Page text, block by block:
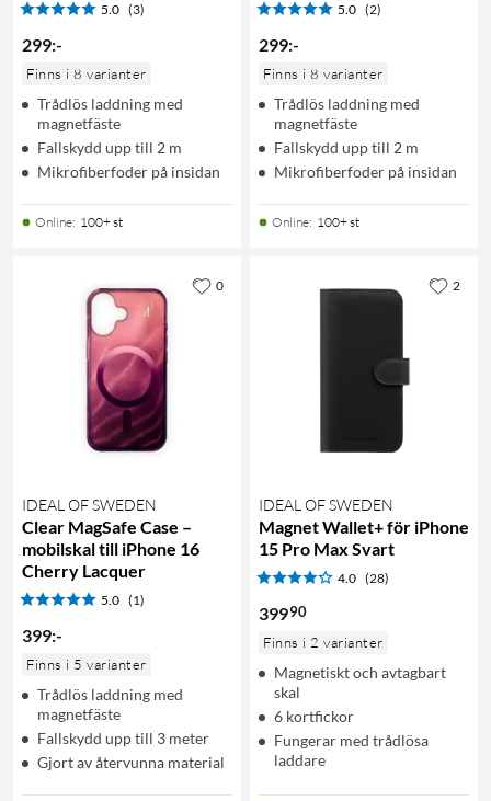
5.0 (3)
299:-
Finns i 8 varianter
Trådlös laddning med
magnetfäste
Fallskydd upp till 2 m
Mikrofiberfoder på insidan
Online: 100+ st
5.0 (2)
299:-
Finns i 8 varianter
Trådlös laddning med
magnetfäste
Fallskydd upp till 2 m
Mikrofiberfoder på insidan
Online: 100+ st
IDEAL OF SWEDEN
Clear MagSafe Case –
mobilskal till iPhone 16
Cherry Lacquer
5.0 (1)
399:-
Finns i 5 varianter
Trådlös laddning med
magnetfäste
Fallskydd upp till 3 meter
Gjort av återvunna material
0
IDEAL OF SWEDEN
Magnet Wallet+ för iPhone
15 Pro Max Svart
4.0 (28)
39990
Finns i 2 varianter
Magnetiskt och avtagbart
skal
6 kortfickor
Fungerar med trådlösa
laddare
2